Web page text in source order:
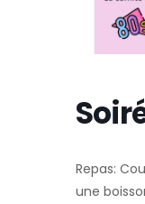
Repas:
une